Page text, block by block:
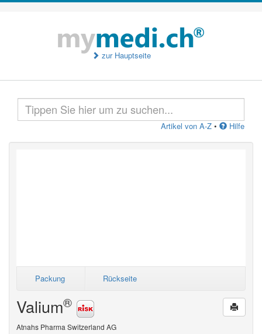
zur Hauptseite
Artikel von A-Z • Hilfe
Packung Rückseite
Valium®
Atnahs Pharma Switzerland AG